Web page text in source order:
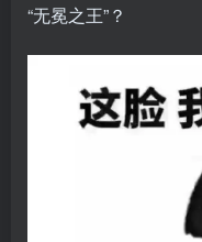
“无冕之王”？